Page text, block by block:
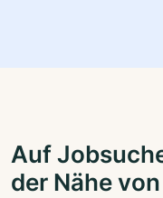
Auf
der Nähe